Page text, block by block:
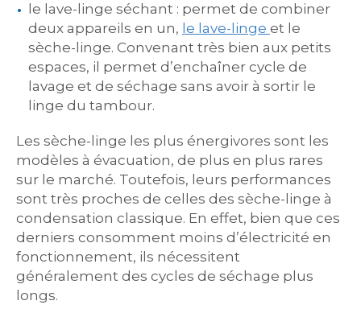
le lave-linge séchant : permet de combiner
deux appareils en un, le lave-linge et le
sèche-linge. Convenant très bien aux petits
espaces, il permet d’enchaîner cycle de
lavage et de séchage sans avoir à sortir le
linge du tambour.
Les sèche-linge les plus énergivores sont les
modèles à évacuation, de plus en plus rares
sur le marché. Toutefois, leurs performances
sont très proches de celles des sèche-linge à
condensation classique. En effet, bien que ces
derniers consomment moins d’électricité en
fonctionnement, ils nécessitent
généralement des cycles de séchage plus
longs.